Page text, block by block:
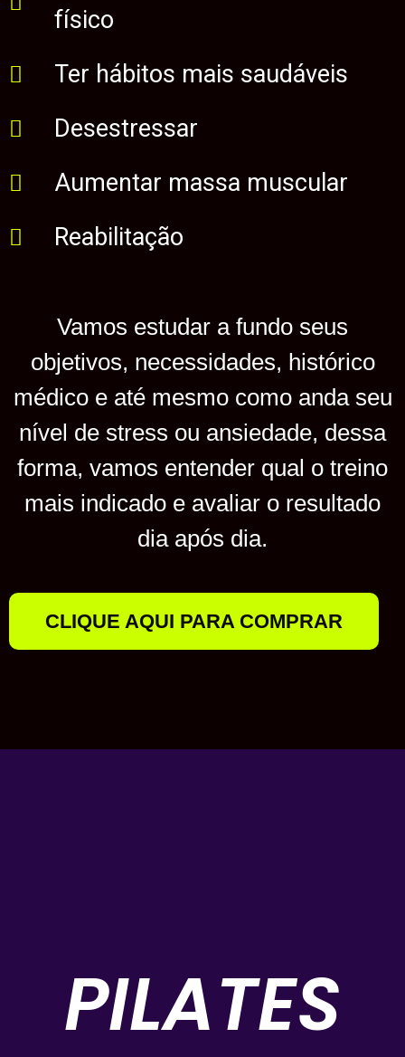
físico
Ter hábitos mais saudáveis
Desestressar
Aumentar massa muscular
Reabilitação
Vamos estudar a fundo seus
objetivos, necessidades, histórico
médico e até mesmo como anda seu
nível de stress ou ansiedade, dessa
forma, vamos entender qual o treino
mais indicado e avaliar o resultado
dia após dia.
CLIQUE AQUI PARA COMPRAR
PILATES